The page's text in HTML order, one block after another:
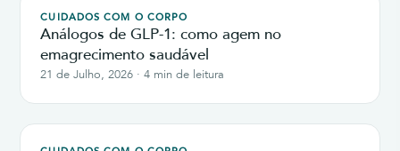
CUIDADOS COM O CORPO
Análogos de GLP-1: como agem no
emagrecimento saudável
21 de Julho, 2026 · 4 min de leitura